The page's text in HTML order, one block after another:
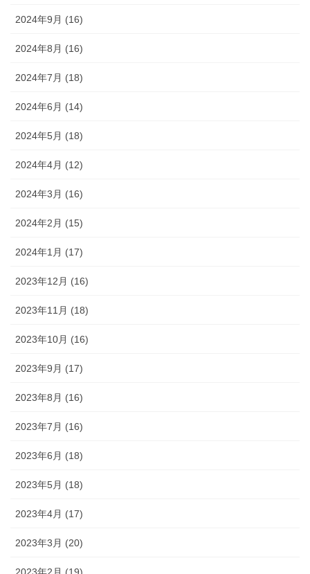
2024年9月 (16)
2024年8月 (16)
2024年7月 (18)
2024年6月 (14)
2024年5月 (18)
2024年4月 (12)
2024年3月 (16)
2024年2月 (15)
2024年1月 (17)
2023年12月 (16)
2023年11月 (18)
2023年10月 (16)
2023年9月 (17)
2023年8月 (16)
2023年7月 (16)
2023年6月 (18)
2023年5月 (18)
2023年4月 (17)
2023年3月 (20)
2023年2月 (19)